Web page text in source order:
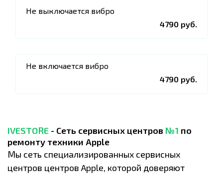
Не выключается вибро
4790 руб.
Не включается вибро
4790 руб.
IVESTORE - Сеть сервисных центров №1 по
ремонту техники Apple
Мы сеть специализированных сервисных
центров центров Apple, которой доверяют